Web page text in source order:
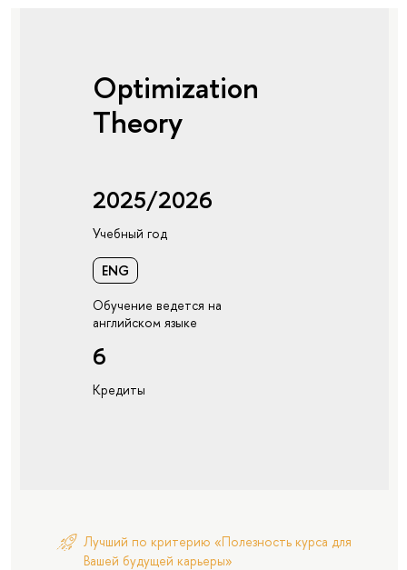
Optimization
Theory
2025/2026
Учебный год
ENG
Обучение ведется на
английском языке
6
Кредиты
Лучший по критерию «Полезность курса для
Вашей будущей карьеры»